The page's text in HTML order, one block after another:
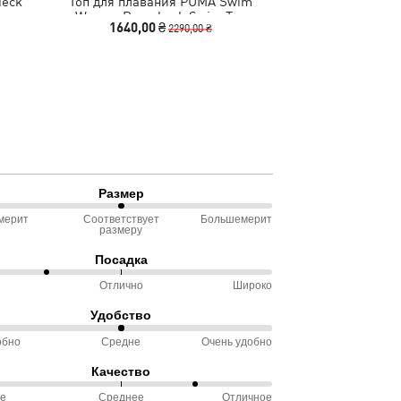
Women Racerback Swim Top
1640,00 ₴2290,00 ₴
Размер
Соответствует
размеру
Большемерит
Посадка
Отлично Широко
Удобство
Средне Очень удобно
Качество
Среднее Отличное